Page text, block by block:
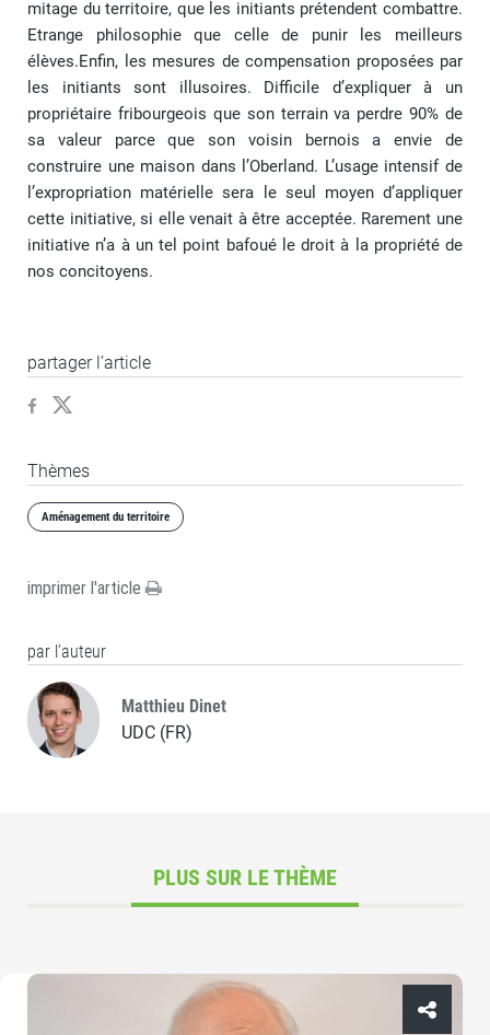
mitage du territoire, que les initiants prétendent combattre.
Etrange philosophie que celle de punir les meilleurs
élèves.Enfin, les mesures de compensation proposées par
les initiants sont illusoires. Difficile d’expliquer à un
propriétaire fribourgeois que son terrain va perdre 90% de
sa valeur parce que son voisin bernois a envie de
construire une maison dans l’Oberland. L’usage intensif de
l’expropriation matérielle sera le seul moyen d’appliquer
cette initiative, si elle venait à être acceptée. Rarement une
initiative n’a à un tel point bafoué le droit à la propriété de
nos concitoyens.
partager l’article
Thèmes
Aménagement du territoire
imprimer l'article
par l’auteur
Matthieu Dinet
UDC (FR)
PLUS SUR LE THÈME